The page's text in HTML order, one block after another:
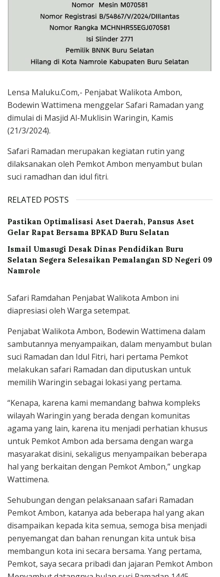
Lensa Maluku.Com,- Penjabat Walikota Ambon,
Bodewin Wattimena menggelar Safari Ramadan yang
dimulai di Masjid Al-Muklisin Waringin, Kamis
(21/3/2024).
Safari Ramadan merupakan kegiatan rutin yang
dilaksanakan oleh Pemkot Ambon menyambut bulan
suci ramadhan dan idul fitri.
RELATED POSTS
Pastikan Optimalisasi Aset Daerah, Pansus Aset
Gelar Rapat Bersama BPKAD Buru Selatan
Ismail Umasugi Desak Dinas Pendidikan Buru
Selatan Segera Selesaikan Pemalangan SD Negeri 09
Namrole
Safari Ramdahan Penjabat Walikota Ambon ini
diapresiasi oleh Warga setempat.
Penjabat Walikota Ambon, Bodewin Wattimena dalam
sambutannya menyampaikan, dalam menyambut bulan
suci Ramadan dan Idul Fitri, hari pertama Pemkot
melakukan safari Ramadan dan diputuskan untuk
memilih Waringin sebagai lokasi yang pertama.
“Kenapa, karena kami memandang bahwa kompleks
wilayah Waringin yang berada dengan komunitas
agama yang lain, karena itu menjadi perhatian khusus
untuk Pemkot Ambon ada bersama dengan warga
masyarakat disini, sekaligus menyampaikan beberapa
hal yang berkaitan dengan Pemkot Ambon,” ungkap
Wattimena.
Sehubungan dengan pelaksanaan safari Ramadan
Pemkot Ambon, katanya ada beberapa hal yang akan
disampaikan kepada kita semua, semoga bisa menjadi
penyemangat dan bahan renungan kita untuk bisa
membangun kota ini secara bersama. Yang pertama,
Pemkot, saya secara pribadi dan jajaran Pemkot Ambon